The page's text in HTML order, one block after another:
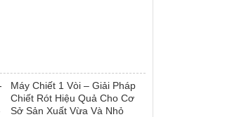
Máy Chiết 1 Vòi – Giải Pháp
Chiết Rót Hiệu Quả Cho Cơ
Sở Sản Xuất Vừa Và Nhỏ